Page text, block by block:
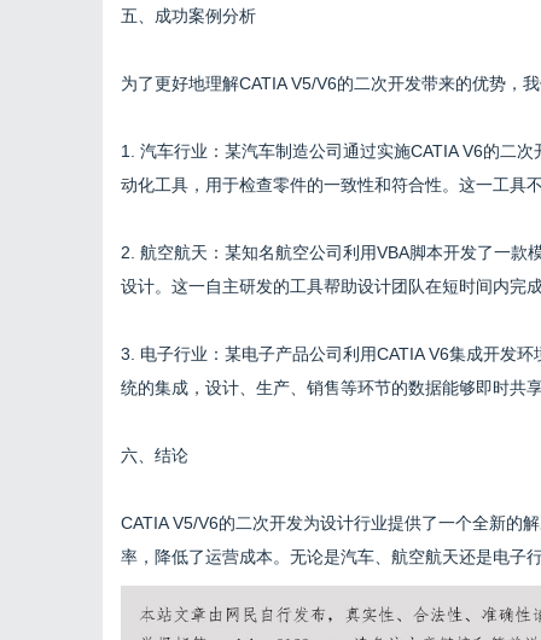
五、成功案例分析
为了更好地理解CATIA V5/V6的二次开发带来的优势，
1. 汽车行业：某汽车制造公司通过实施CATIA V6的二
动化工具，用于检查零件的一致性和符合性。这一工具
2. 航空航天：某知名航空公司利用VBA脚本开发了一
设计。这一自主研发的工具帮助设计团队在短时间内完
3. 电子行业：某电子产品公司利用CATIA V6集成开发
统的集成，设计、生产、销售等环节的数据能够即时共
六、结论
CATIA V5/V6的二次开发为设计行业提供了一个全新的
率，降低了运营成本。无论是汽车、航空航天还是电子